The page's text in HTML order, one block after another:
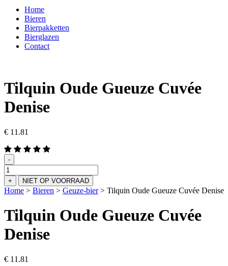
Home
Bieren
Bierpakketten
Bierglazen
Contact
Tilquin Oude Gueuze Cuvée
Denise
€ 11.81
-
Tilquin
Oude
Gueuze
Cuvée
aantal
+ NIET OP VOORRAAD
Home > Bieren > Geuze-bier> Tilquin Oude Gueuze Cuvée Denise
Tilquin Oude Gueuze Cuvée
Denise
€ 11.81